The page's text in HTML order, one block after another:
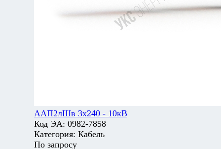
ААП2лШв 3х240 - 10кВ
Код ЭА: 0982-7858
Категория: Кабель
По запросу